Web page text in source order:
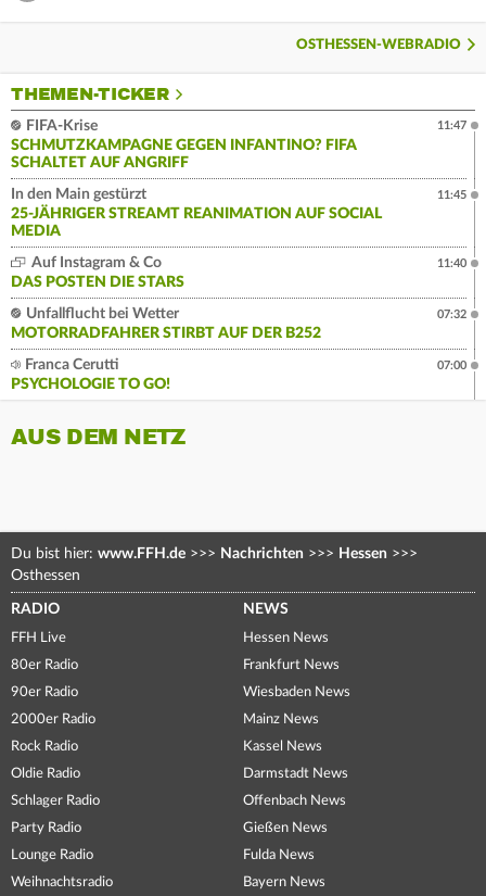
OSTHESSEN-WEBRADIO
THEMEN-TICKER
FIFA-Krise
SCHMUTZKAMPAGNE GEGEN INFANTINO? FIFA
SCHALTET AUF ANGRIFF
11:47
In den Main gestürzt
25-JÄHRIGER STREAMT REANIMATION AUF SOCIAL
MEDIA
11:45
Auf Instagram & Co
DAS POSTEN DIE STARS
11:40
Unfallflucht bei Wetter
MOTORRADFAHRER STIRBT AUF DER B252
07:32
Franca Cerutti
PSYCHOLOGIE TO GO!
07:00
AUS DEM NETZ
Du bist hier: www.FFH.de >>> Nachrichten >>> Hessen >>>
Osthessen
RADIO
FFH Live
80er Radio
90er Radio
2000er Radio
Rock Radio
Oldie Radio
Schlager Radio
Party Radio
Lounge Radio
Weihnachtsradio
NEWS
Hessen News
Frankfurt News
Wiesbaden News
Mainz News
Kassel News
Darmstadt News
Offenbach News
Gießen News
Fulda News
Bayern News